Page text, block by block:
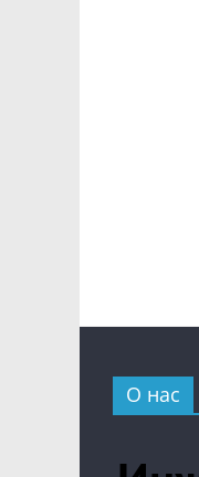
О нас